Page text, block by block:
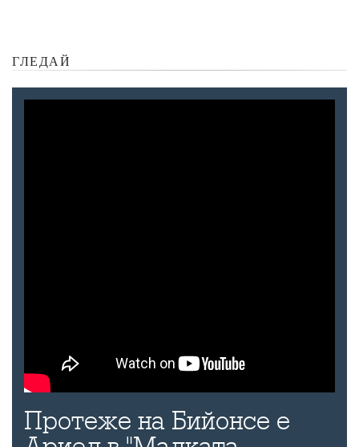
ГЛЕДАЙ
Протеже на Бийонсе е